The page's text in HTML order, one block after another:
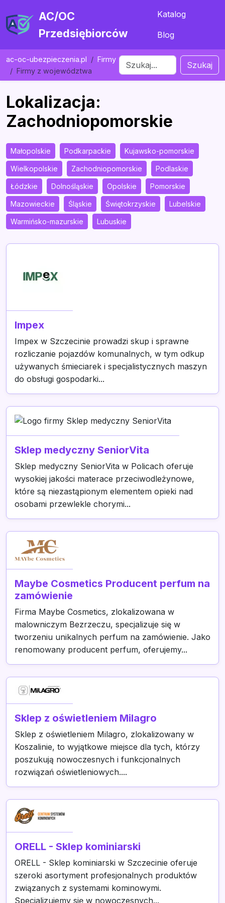
AC/OC
Przedsiębiorców
Katalog
Blog
ac-oc-ubezpieczenia.pl
Firmy
Firmy z województwa
Szukaj
Lokalizacja:
Zachodniopomorskie
Małopolskie Podkarpackie Kujawsko-pomorskie
Wielkopolskie Zachodniopomorskie Podlaskie
Łódzkie Dolnośląskie Opolskie Pomorskie
Mazowieckie Śląskie Świętokrzyskie Lubelskie
Warmińsko-mazurskie Lubuskie
Impex
Impex w Szczecinie prowadzi skup i sprawne
rozliczanie pojazdów komunalnych, w tym odkup
używanych śmieciarek i specjalistycznych maszyn
do obsługi gospodarki...
Sklep medyczny SeniorVita
Sklep medyczny SeniorVita w Policach oferuje
wysokiej jakości materace przeciwodleżynowe,
które są niezastąpionym elementem opieki nad
osobami przewlekle chorymi...
Maybe Cosmetics Producent perfum na
zamówienie
Firma Maybe Cosmetics, zlokalizowana w
malowniczym Bezrzeczu, specjalizuje się w
tworzeniu unikalnych perfum na zamówienie. Jako
renomowany producent perfum, oferujemy...
Sklep z oświetleniem Milagro
Sklep z oświetleniem Milagro, zlokalizowany w
Koszalinie, to wyjątkowe miejsce dla tych, którzy
poszukują nowoczesnych i funkcjonalnych
rozwiązań oświetleniowych....
ORELL - Sklep kominiarski
ORELL - Sklep kominiarski w Szczecinie oferuje
szeroki asortyment profesjonalnych produktów
związanych z systemami kominowymi.
Specjalizujemy się w nowoczesnych...